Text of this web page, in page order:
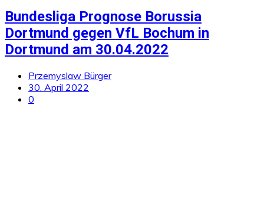
Bundesliga Prognose Borussia
Dortmund gegen VfL Bochum in
Dortmund am 30.04.2022
Przemyslaw Bürger
30. April 2022
0